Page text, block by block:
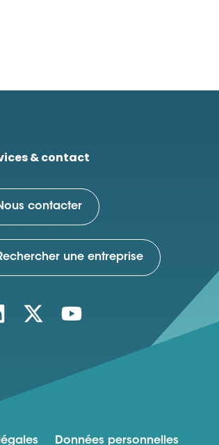
& contact
contacter
une entreprise
Données personnelles